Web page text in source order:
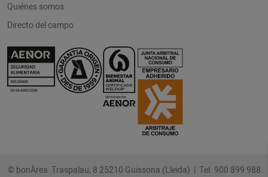
Quiénes somos
Directo del campo
© bonÀrea Traspalau, 8 25210 Guissona (Lleida) | Tel. 900 899 988